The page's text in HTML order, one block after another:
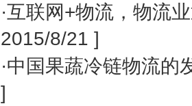
·互联网+物流，物流
2015/8/21 ]
·中国果蔬冷链物流的
]